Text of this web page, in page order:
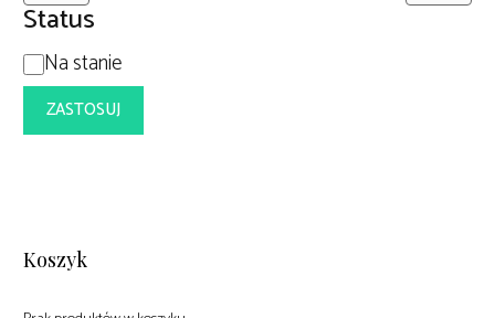
Status
Dostępność
Na stanie
ZASTOSUJ
Koszyk